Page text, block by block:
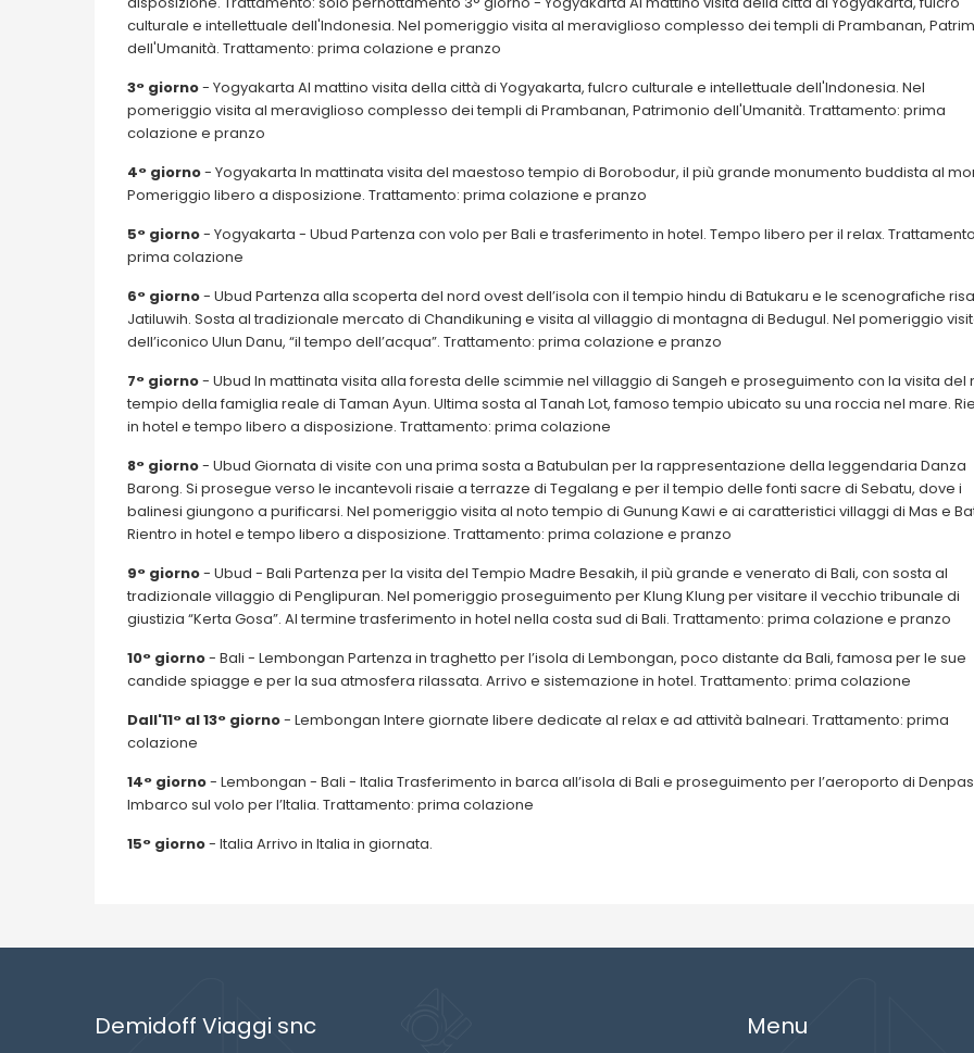
culturale e intellettuale dell'Indonesia. Nel pomeriggio visita al meraviglioso complesso dei templi di Prambanan,
dell'Umanità. Trattamento: prima colazione e pranzo
3° giorno- Yogyakarta Al mattino visita della città di Yogyakarta, fulcro culturale e intellettuale dell'Indonesia. Nel
pomeriggio visita al meraviglioso complesso dei templi di Prambanan, Patrimonio dell'Umanità. Trattamento: prima
colazione e pranzo
4° giorno- Yogyakarta In mattinata visita del maestoso tempio di Borobodur, il più grande monumento buddista al
Pomeriggio libero a disposizione. Trattamento: prima colazione e pranzo
5° giorno- Yogyakarta - Ubud Partenza con volo per Bali e trasferimento in hotel. Tempo libero per il relax.
prima colazione
6° giorno- Ubud Partenza alla scoperta del nord ovest dell’isola con il tempio hindu di Batukaru e le scenografiche
Jatiluwih. Sosta al tradizionale mercato di Chandikuning e visita al villaggio di montagna di Bedugul. Nel pomeriggio
dell’iconico Ulun Danu, “il tempo dell’acqua”. Trattamento: prima colazione e pranzo
7° giorno- Ubud In mattinata visita alla foresta delle scimmie nel villaggio di Sangeh e proseguimento con la visita del
tempio della famiglia reale di Taman Ayun. Ultima sosta al Tanah Lot, famoso tempio ubicato su una roccia nel mare.
in hotel e tempo libero a disposizione. Trattamento: prima colazione
8° giorno- Ubud Giornata di visite con una prima sosta a Batubulan per la rappresentazione della leggendaria Danza
Barong. Si prosegue verso le incantevoli risaie a terrazze di Tegalang e per il tempio delle fonti sacre di Sebatu, dove i
balinesi giungono a purificarsi. Nel pomeriggio visita al noto tempio di Gunung Kawi e ai caratteristici villaggi di Mas e
Rientro in hotel e tempo libero a disposizione. Trattamento: prima colazione e pranzo
9° giorno- Ubud - Bali Partenza per la visita del Tempio Madre Besakih, il più grande e venerato di Bali, con sosta al
tradizionale villaggio di Penglipuran. Nel pomeriggio proseguimento per Klung Klung per visitare il vecchio tribunale di
giustizia “Kerta Gosa”. Al termine trasferimento in hotel nella costa sud di Bali. Trattamento: prima colazione e pranzo
10° giorno- Bali - Lembongan Partenza in traghetto per l’isola di Lembongan, poco distante da Bali, famosa per le sue
candide spiagge e per la sua atmosfera rilassata. Arrivo e sistemazione in hotel. Trattamento: prima colazione
Dall'11° al 13° giorno- Lembongan Intere giornate libere dedicate al relax e ad attività balneari. Trattamento: prima
colazione
14° giorno- Lembongan - Bali - Italia Trasferimento in barca all’isola di Bali e proseguimento per l’aeroporto di
Imbarco sul volo per l’Italia. Trattamento: prima colazione
15° giorno- Italia Arrivo in Italia in giornata.
Demidoff Viaggi snc Menu